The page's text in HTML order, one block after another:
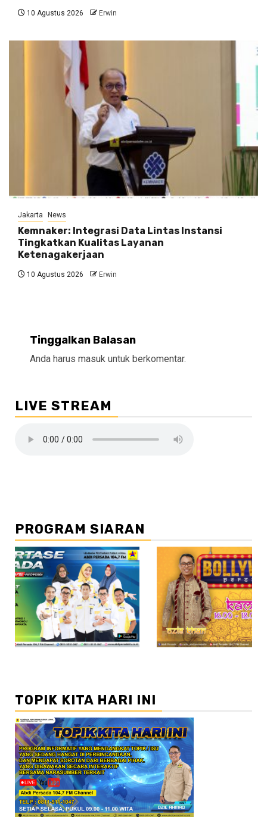
10 Agustus 2026 Erwin
Jakarta News
Kemnaker: Integrasi Data Lintas Instansi
Tingkatkan Kualitas Layanan
Ketenagakerjaan
10 Agustus 2026 Erwin
Tinggalkan Balasan
Anda harus masuk untuk berkomentar.
LIVE STREAM
PROGRAM SIARAN
//2
TOPIK KITA HARI INI